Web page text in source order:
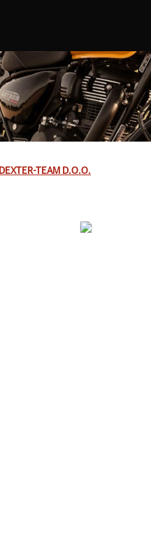
DEXTER-TEAM D.O.O.